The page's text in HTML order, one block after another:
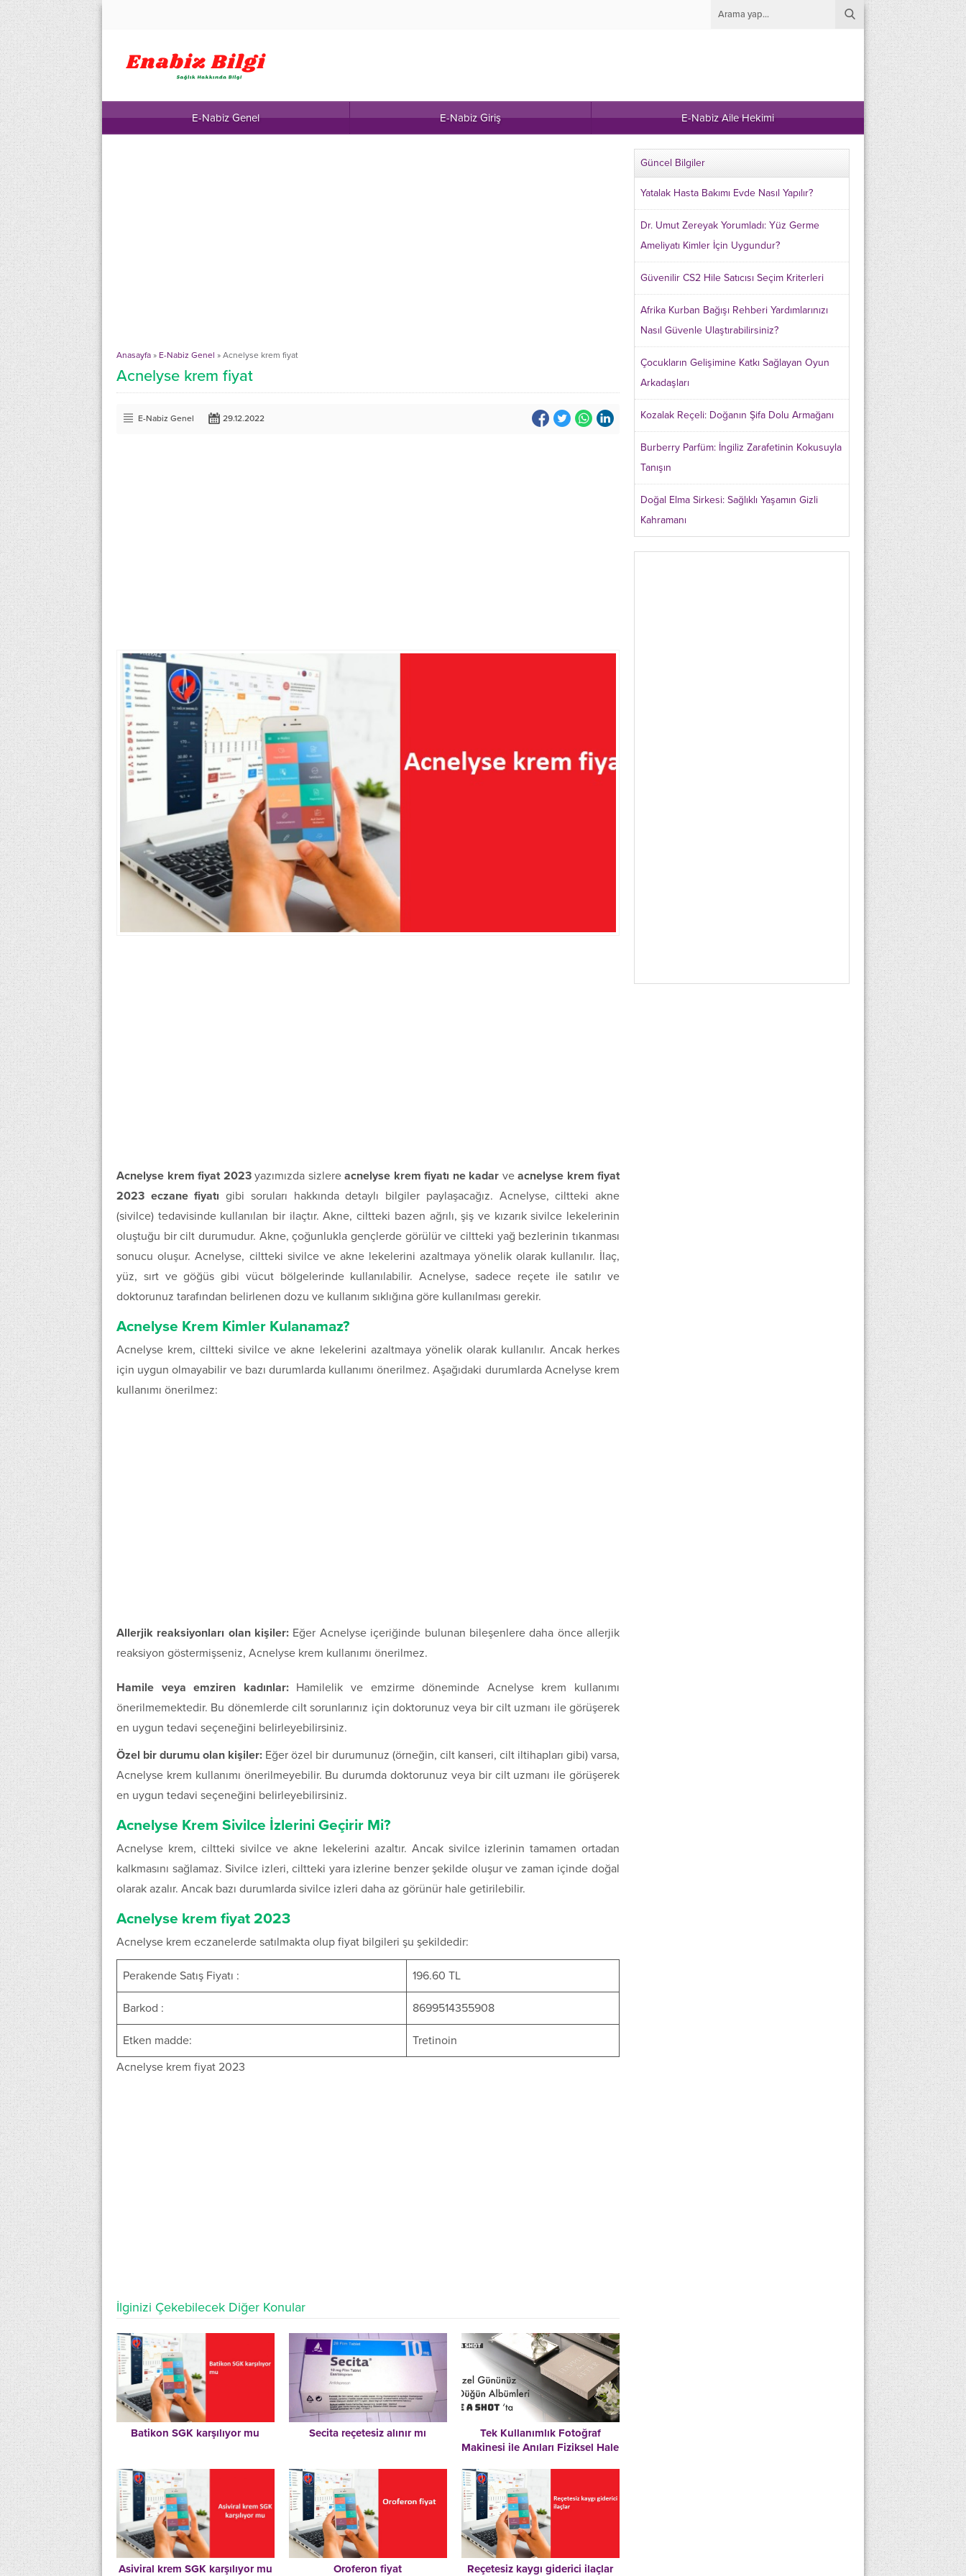
E-Nabiz Genel E-Nabiz Giriş E-Nabiz Aile Hekimi
Anasayfa » E-Nabiz Genel » Acnelyse krem fiyat
Acnelyse krem fiyat
E-Nabiz Genel 29.12.2022
Acnelyse krem fiyat 2023yazımızda sizlere acnelyse krem fiyatı ne kadar ve acnelyse krem fiyat
2023 eczane fiyatı gibi soruları hakkında detaylı bilgiler paylaşacağız. Acnelyse, ciltteki akne
(sivilce) tedavisinde kullanılan bir ilaçtır. Akne, ciltteki bazen ağrılı, şiş ve kızarık sivilce lekelerinin
oluştuğu bir cilt durumudur. Akne, çoğunlukla gençlerde görülür ve ciltteki yağ bezlerinin tıkanması
sonucu oluşur. Acnelyse, ciltteki sivilce ve akne lekelerini azaltmaya yönelik olarak kullanılır. İlaç,
yüz, sırt ve göğüs gibi vücut bölgelerinde kullanılabilir. Acnelyse, sadece reçete ile satılır ve
doktorunuz tarafından belirlenen dozu ve kullanım sıklığına göre kullanılması gerekir.
Acnelyse Krem Kimler Kulanamaz?
Acnelyse krem, ciltteki sivilce ve akne lekelerini azaltmaya yönelik olarak kullanılır. Ancak herkes
için uygun olmayabilir ve bazı durumlarda kullanımı önerilmez. Aşağıdaki durumlarda Acnelyse krem
kullanımı önerilmez:
Allerjik reaksiyonları olan kişiler: Eğer Acnelyse içeriğinde bulunan bileşenlere daha önce allerjik
reaksiyon göstermişseniz, Acnelyse krem kullanımı önerilmez.
Hamile veya emziren kadınlar:Hamilelik ve emzirme döneminde Acnelyse krem kullanımı
önerilmemektedir. Bu dönemlerde cilt sorunlarınız için doktorunuz veya bir cilt uzmanı ile görüşerek
en uygun tedavi seçeneğini belirleyebilirsiniz.
Özel bir durumu olan kişiler: Eğer özel bir durumunuz (örneğin, cilt kanseri, cilt iltihapları gibi) varsa,
Acnelyse krem kullanımı önerilmeyebilir. Bu durumda doktorunuz veya bir cilt uzmanı ile görüşerek
en uygun tedavi seçeneğini belirleyebilirsiniz.
Acnelyse Krem Sivilce İzlerini Geçirir Mi?
Acnelyse krem, ciltteki sivilce ve akne lekelerini azaltır. Ancak sivilce izlerinin tamamen ortadan
kalkmasını sağlamaz. Sivilce izleri, ciltteki yara izlerine benzer şekilde oluşur ve zaman içinde doğal
olarak azalır. Ancak bazı durumlarda sivilce izleri daha az görünür hale getirilebilir.
Acnelyse krem fiyat 2023
Acnelyse krem eczanelerde satılmakta olup fiyat bilgileri şu şekildedir:
Perakende Satış Fiyatı : 196.60 TL
Barkod : 8699514355908
Etken madde:
Tretinoin
Acnelyse krem fiyat 2023
İlginizi Çekebilecek Diğer Konular
Batikon SGK karşılıyor mu Secita reçetesiz alınır mı
Tek Kullanımlık Fotoğraf
Makinesi ile Anıları Fiziksel Hale
Asiviral krem SGK karşılıyor mu Oroferon fiyat Reçetesiz kaygı giderici ilaçlar
Güncel Bilgiler
Yatalak Hasta Bakımı Evde Nasıl Yapılır?
Dr. Umut Zereyak Yorumladı: Yüz Germe
Ameliyatı Kimler İçin Uygundur?
Güvenilir CS2 Hile Satıcısı Seçim Kriterleri
Afrika Kurban Bağışı Rehberi Yardımlarınızı
Nasıl Güvenle Ulaştırabilirsiniz?
Çocukların Gelişimine Katkı Sağlayan Oyun
Arkadaşları
Kozalak Reçeli: Doğanın Şifa Dolu Armağanı
Burberry Parfüm: İngiliz Zarafetinin Kokusuyla
Tanışın
Doğal Elma Sirkesi: Sağlıklı Yaşamın Gizli
Kahramanı